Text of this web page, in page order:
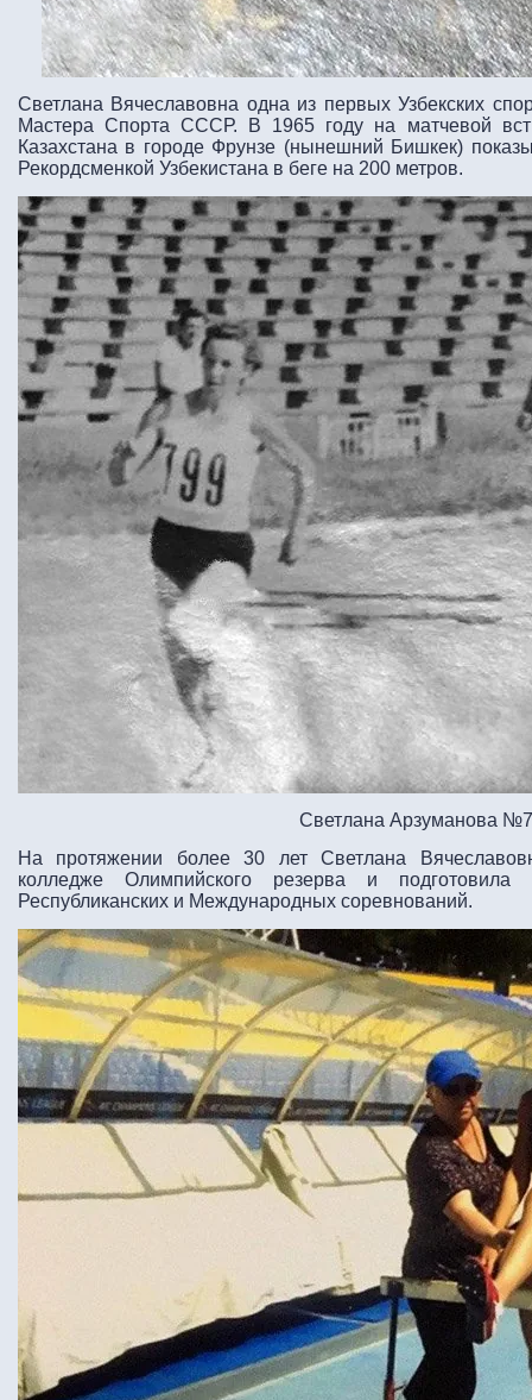
Светлана Вячеславовна одна из первых Узбекских
Мастера Спорта СССР. В 1965 году на матчевой
Казахстана в городе Фрунзе (нынешний Бишкек)
Рекордсменкой Узбекистана в беге на 200 метров.
Светлана Арзуманова
На протяжении более 30 лет Светлана
колледже Олимпийского резерва и
Республиканских и Международных соревнований.